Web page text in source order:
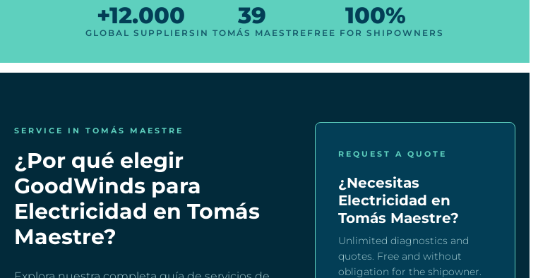
+12.000
GLOBAL SUPPLIERS
39
IN TOMÁS MAESTRE
100%
FREE FOR SHIPOWNERS
SERVICE IN TOMÁS MAESTRE
¿Por qué elegir
GoodWinds para
Electricidad en Tomás
Maestre?
REQUEST A QUOTE
¿Necesitas
Electricidad en
Tomás Maestre?
Unlimited diagnostics and
quotes. Free and without
obligation for the shipowner.